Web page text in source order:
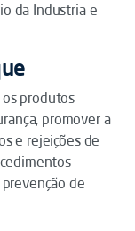
da Industria e
os produtos
promover a
e rejeições de
de